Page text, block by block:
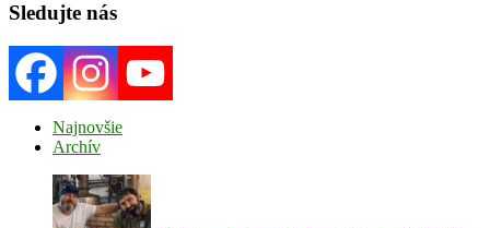
Sledujte nás
Najnovšie
Archív